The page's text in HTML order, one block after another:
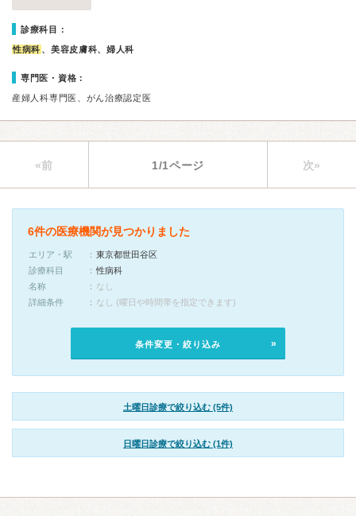
診療科目：
性病科 、美容皮膚科、婦人科
専門医・資格：
産婦人科専門医、がん治療認定医
«前 1/1ページ 次»
6件の医療機関が見つかりました
エリア・駅
東京都世田谷区
診療科目
性病科
名称
なし
詳細条件
なし (曜日や時間帯を指定できます)
条件変更・絞り込み
土曜日診療で絞り込む (5件)
日曜日診療で絞り込む (1件)